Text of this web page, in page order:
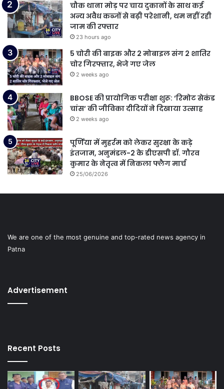
चौक थाना मोड़ पर चाय दुकानों के साथ कई
अन्य अवैध कब्जों से बढ़ी परेशानी, थम नहीं रही
जाम की रफ्तार
23 hours ago
5 चोरी की बाइक और 2 मोबाइल संग 2 शातिर
चोर गिरफ्तार, भेजे गए जेल
2 weeks ago
BBOSE की प्रायोगिक परीक्षा शुरू: ‘रिमोट सेकंड
चांस’ की जीविका दीदियों ने दिखाया उत्साह
2 weeks ago
पूर्णिया में मुहर्रम को लेकर सुरक्षा के कड़े
इंतजाम, अनुमंडल-2 के डीएसपी डॉ. गौरव
कुमार के नेतृत्व में निकला फ्लैग मार्च
25/06/2026
We are one of the most genuine and top-rated news agency in
Patna
Advertisement
Recent Posts